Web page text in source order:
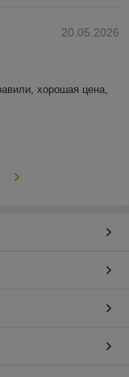
20.05.2026
хорошая цена,